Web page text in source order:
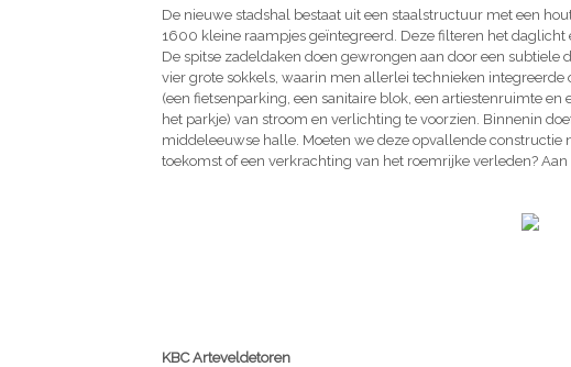
De nieuwe stadshal bestaat uit een staalstructuur met een
1600 kleine raampjes geïntegreerd. Deze filteren het daglicht
De spitse zadeldaken doen gewrongen aan door een subtiele
vier grote sokkels, waarin men allerlei technieken
(een fietsenparking, een sanitaire blok, een artiestenruimte
het parkje) van stroom en verlichting te voorzien. Binnenin
middeleeuwse halle. Moeten we deze opvallende constructie
toekomst of een verkrachting van het roemrijke verleden? Aan
KBC Arteveldetoren